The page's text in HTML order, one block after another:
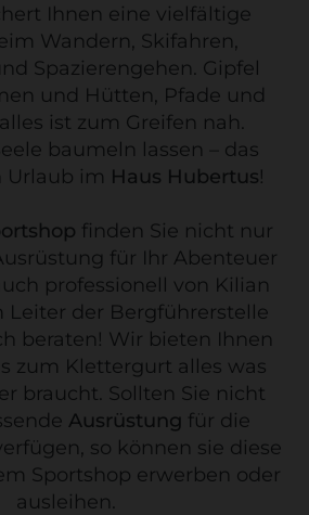
Ihnen eine vielfältige
Wandern, Skifahren,
Spazierengehen. Gipfel
und Hütten, Pfade und
ist zum Greifen nah.
baumeln lassen – das
Urlaub im Haus Hubertus!
finden Sie nicht nur
für Ihr Abenteuer
professionell von Kilian
Leiter der Bergführerstelle
beraten! Wir bieten Ihnen
zum Klettergurt alles was
braucht. Sollten Sie nicht
Ausrüstung für die
so können sie diese
Sportshop erwerben oder
ausleihen.